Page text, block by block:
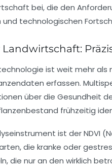
bei, die den
und technologischen
ist weit mehr
erfassen.
über die Gesundheit
frühzeitig
ist der NDVI
die kranke oder
die nur an den wirklich